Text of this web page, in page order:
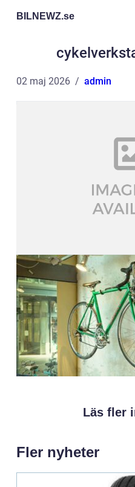
BILNEWZ.se
02 maj 2026 admin
Läs fler
Fler nyheter